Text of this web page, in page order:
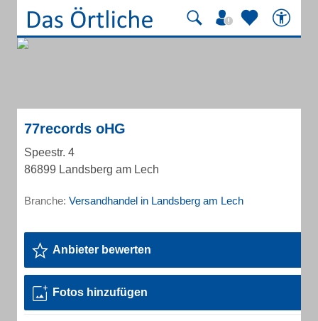
77records oHG
Speestr. 4
86899 Landsberg am Lech
Branche: Versandhandel in Landsberg am Lech
Anbieter bewerten
Fotos hinzufügen